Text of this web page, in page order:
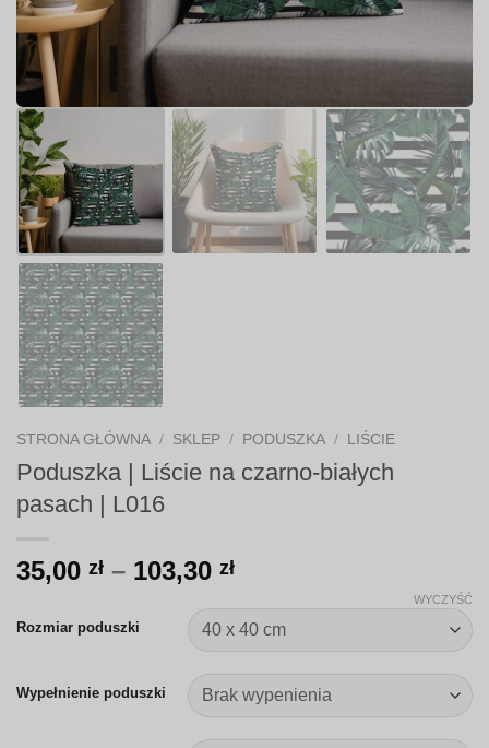
STRONA GŁÓWNA / SKLEP / PODUSZKA / LIŚCIE
Poduszka | Liście na czarno-białych
pasach | L016
35,00 zł – 103,30 złZakres
od
35,00 zł
do
103,30 zł
Rozmiar poduszki
Wypełnienie poduszki
WYCZYŚĆ